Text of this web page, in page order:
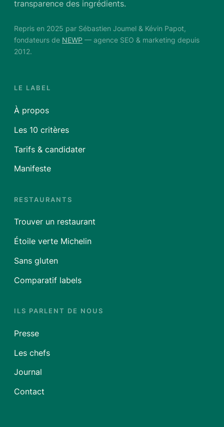
transparence des ingrédients.
Repris en 2025 par Sébastien Joumel & Kévin Papot,
fondateurs de NEWP — agence SEO & marketing depuis
2012.
LE LABEL
À propos
Les 10 critères
Tarifs & candidater
Manifeste
RESTAURANTS
Trouver un restaurant
Étoile verte Michelin
Sans gluten
Comparatif labels
ILS PARLENT DE NOUS
Presse
Les chefs
Journal
Contact